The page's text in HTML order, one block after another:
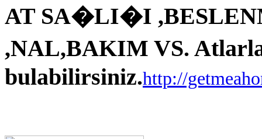
AT SA�LI�I
,NAL,BAKIM VS.
bulabilirsiniz.http://